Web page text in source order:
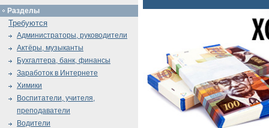
Разделы
Требуются
Администраторы, руководители
Актёры, музыканты
Бухгалтера, банк, финансы
Заработок в Интернете
Химики
Воспитатели, учителя,
преподаватели
Водители